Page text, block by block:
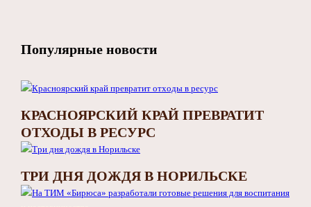
Популярные новости
КРАСНОЯРСКИЙ КРАЙ ПРЕВРАТИТ
ОТХОДЫ В РЕСУРС
ТРИ ДНЯ ДОЖДЯ В НОРИЛЬСКЕ